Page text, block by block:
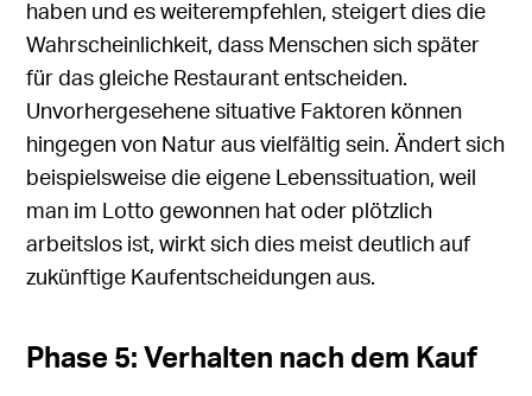
haben und es weiterempfehlen, steigert dies die
Wahrscheinlichkeit, dass Menschen sich später
für das gleiche Restaurant entscheiden.
Unvorhergesehene situative Faktoren können
hingegen von Natur aus vielfältig sein. Ändert sich
beispielsweise die eigene Lebenssituation, weil
man im Lotto gewonnen hat oder plötzlich
arbeitslos ist, wirkt sich dies meist deutlich auf
zukünftige Kaufentscheidungen aus.
Phase 5: Verhalten nach dem Kauf